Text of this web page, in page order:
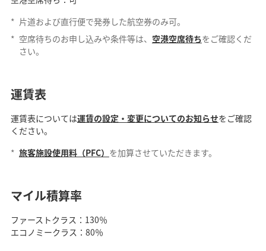
* 片道および直行便で発券した航空券のみ可。
* 空席待ちのお申し込みや条件等は、 空港空席待ちをご確認くだ
さい。
運賃表
運賃表については運賃の設定・変更についてのお知らせをご確認
ください。
* 旅客施設使用料（PFC） を加算させていただきます。
マイル積算率
ファーストクラス：130％
エコノミークラス：80％